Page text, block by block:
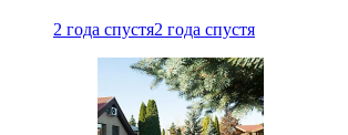
2 года спустя2 года спустя